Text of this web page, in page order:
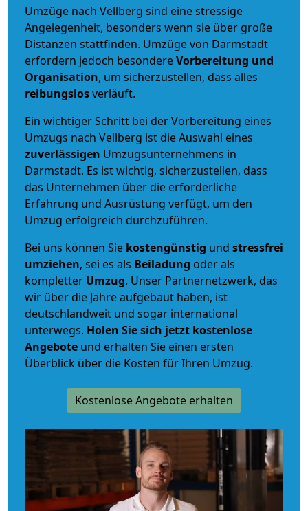
Umzüge nach Vellberg sind eine stressige
Angelegenheit, besonders wenn sie über große
Distanzen stattfinden. Umzüge von Darmstadt
erfordern jedoch besondereVorbereitung und
Organisation, um sicherzustellen, dass alles
reibungslosverläuft.
Ein wichtiger Schritt bei der Vorbereitung eines
Umzugs nach Vellberg ist die Auswahl eines
zuverlässigen Umzugsunternehmens in
Darmstadt. Es ist wichtig, sicherzustellen, dass
das Unternehmen über die erforderliche
Erfahrung und Ausrüstung verfügt, um den
Umzug erfolgreich durchzuführen.
Bei uns können Sie kostengünstig und stressfrei
umziehen, sei es als Beiladung oder als
kompletter Umzug. Unser Partnernetzwerk, das
wir über die Jahre aufgebaut haben, ist
deutschlandweit und sogar international
unterwegs. Holen Sie sich jetzt kostenlose
Angebote und erhalten Sie einen ersten
Überblick über die Kosten für Ihren Umzug.
Kostenlose Angebote erhalten